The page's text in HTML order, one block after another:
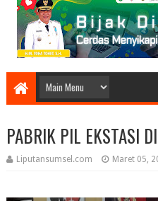
PABRIK PIL EKSTASI
Liputansumsel.com Maret 05,